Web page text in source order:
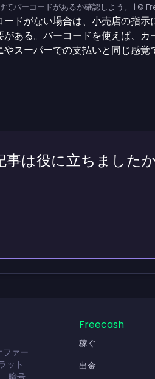
てバーコードがあるか確認しよう。 | ©
ドがない場合は、小売店の指示
ある。バーコードを使えば、カ
スーパーでの支払いと同じ感覚
事は役に立ちました
ァー
ット
暗号
Freecash
稼ぐ
出金